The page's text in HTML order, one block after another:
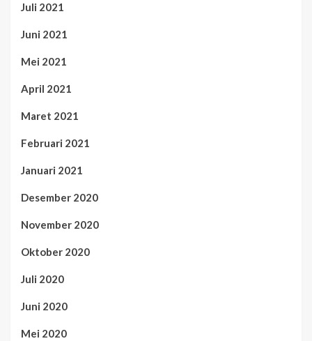
Juli 2021
Juni 2021
Mei 2021
April 2021
Maret 2021
Februari 2021
Januari 2021
Desember 2020
November 2020
Oktober 2020
Juli 2020
Juni 2020
Mei 2020